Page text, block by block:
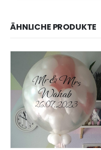
ÄHNLICHE PRODUKTE